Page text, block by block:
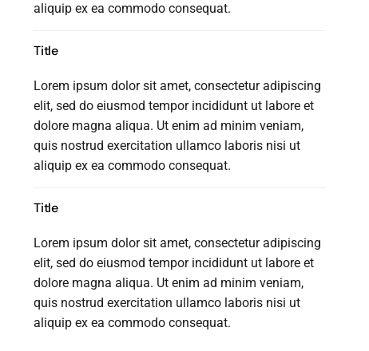
aliquip ex ea commodo consequat.
Title
Lorem ipsum dolor sit amet, consectetur adipiscing
elit, sed do eiusmod tempor incididunt ut labore et
dolore magna aliqua. Ut enim ad minim veniam,
quis nostrud exercitation ullamco laboris nisi ut
aliquip ex ea commodo consequat.
Title
Lorem ipsum dolor sit amet, consectetur adipiscing
elit, sed do eiusmod tempor incididunt ut labore et
dolore magna aliqua. Ut enim ad minim veniam,
quis nostrud exercitation ullamco laboris nisi ut
aliquip ex ea commodo consequat.